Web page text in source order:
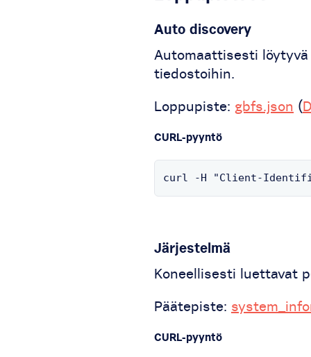
Auto discovery
Automaattisesti
tiedostoihin.
Loppupiste: gbfs.json (
CURL-pyyntö
curl -H "Client-
Järjestelmä
Koneellisesti luettavat
Päätepiste:
CURL-pyyntö